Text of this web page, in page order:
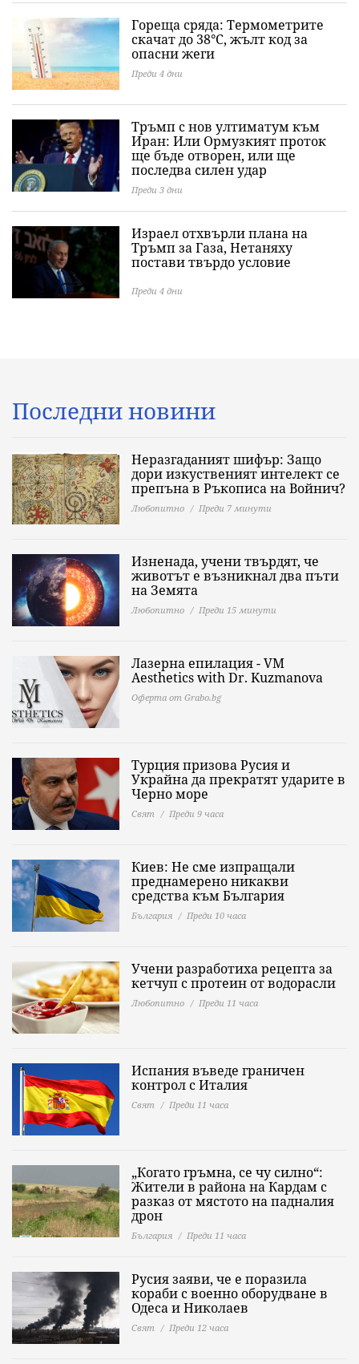
Гореща сряда: Термометрите
скачат до 38°C, жълт код за
опасни жеги
Преди 4 дни
Тръмп с нов ултиматум към
Иран: Или Ормузкият проток
ще бъде отворен, или ще
последва силен удар
Преди 3 дни
Израел отхвърли плана на
Тръмп за Газа, Нетаняху
постави твърдо условие
Преди 4 дни
Последни новини
Неразгаданият шифър: Защо
дори изкуственият интелект се
препъна в Ръкописа на Войнич?
Любопитно Преди 7 минути
Изненада, учени твърдят, че
животът е възникнал два пъти
на Земята
Любопитно Преди 15 минути
Лазерна епилация - VM
Aesthetics with Dr. Kuzmanova
Оферта от Grabo.bg
Турция призова Русия и
Украйна да прекратят ударите в
Черно море
Свят Преди 9 часа
Киев: Не сме изпращали
преднамерено никакви
средства към България
България Преди 10 часа
Учени разработиха рецепта за
кетчуп с протеин от водорасли
Любопитно Преди 11 часа
Испания въведе граничен
контрол с Италия
Свят Преди 11 часа
„Когато гръмна, се чу силно“:
Жители в района на Кардам с
разказ от мястото на падналия
дрон
България Преди 11 часа
Русия заяви, че е поразила
кораби с военно оборудване в
Одеса и Николаев
Свят Преди 12 часа